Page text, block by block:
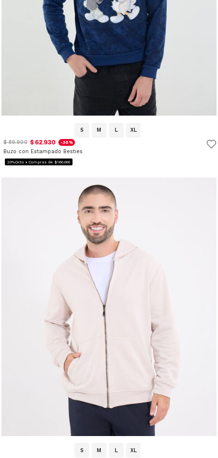
S M L
XL
$ 89.900 $ 62.930 -30%
Buzo con Estampado Besties
20%Dcto x Compras de $160.000
S M L
XL